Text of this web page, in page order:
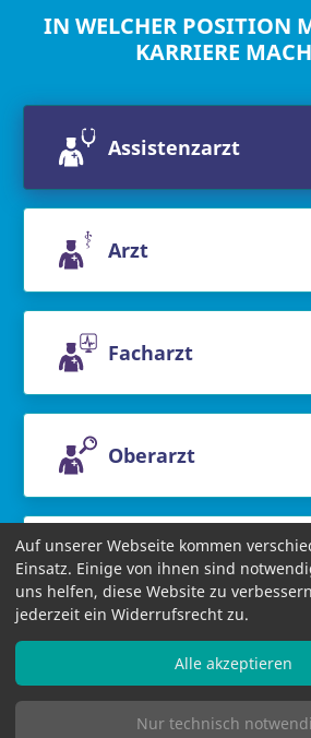
IN WELCHER POSITION
KARRIERE
Assistenzarzt
Arzt
Facharzt
Oberarzt
Chefarzt
AGB
Auf unserer Webseite kommen
Einsatz. Einige von ihnen sind
uns helfen, diese Website zu
jederzeit ein Widerrufsrecht zu.
Nur technisch
Alle akzeptieren